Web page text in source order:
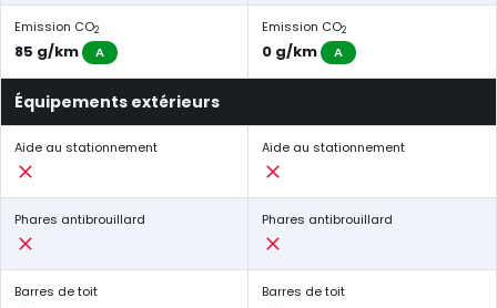
Emission CO2
85 g/km A
Emission CO2
0 g/km A
Équipements extérieurs
Aide au stationnement Aide au stationnement
Phares antibrouillard Phares antibrouillard
Barres de toit Barres de toit